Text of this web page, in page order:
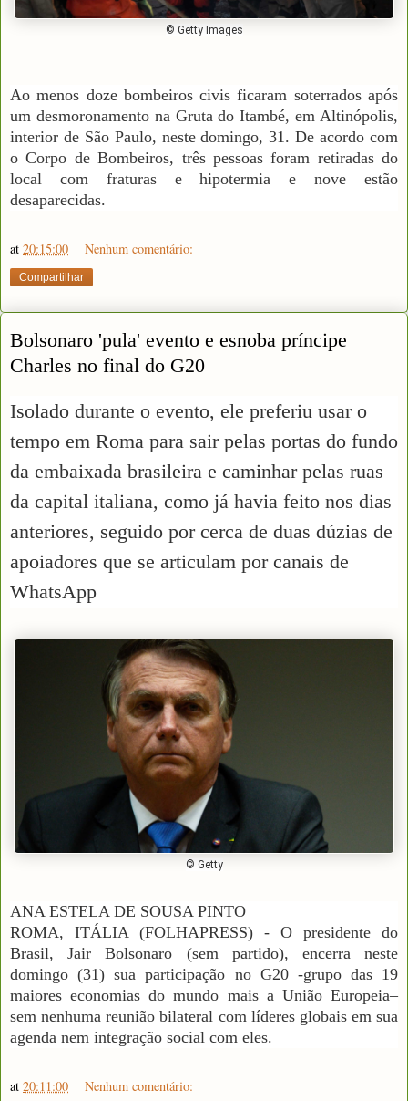
© Getty Images
Ao menos doze bombeiros civis ficaram soterrados após
um desmoronamento na Gruta do Itambé, em Altinópolis,
interior de São Paulo, neste domingo, 31. De acordo com
o Corpo de Bombeiros, três pessoas foram retiradas do
local com fraturas e hipotermia e nove estão
desaparecidas.
at 20:15:00 Nenhum comentário:
Compartilhar
Bolsonaro 'pula' evento e esnoba príncipe
Charles no final do G20
Isolado durante o evento, ele preferiu usar o
tempo em Roma para sair pelas portas do fundo
da embaixada brasileira e caminhar pelas ruas
da capital italiana, como já havia feito nos dias
anteriores, seguido por cerca de duas dúzias de
apoiadores que se articulam por canais de
WhatsApp
© Getty
ANA ESTELA DE SOUSA PINTO
ROMA, ITÁLIA (FOLHAPRESS) - O presidente do
Brasil, Jair Bolsonaro (sem partido), encerra neste
domingo (31) sua participação no G20 -grupo das 19
maiores economias do mundo mais a União Europeia–
sem nenhuma reunião bilateral com líderes globais em sua
agenda nem integração social com eles.
at 20:11:00 Nenhum comentário: